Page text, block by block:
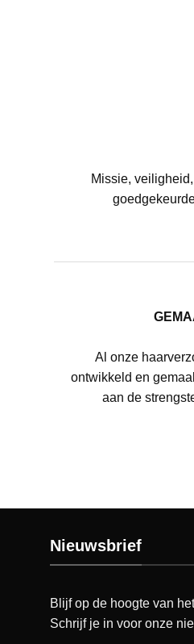
Missie,
Al onze
ontwikkeld en
aan de
Nieuwsbrief
Blijf op de hoogte van
Schrijf je in voor onze